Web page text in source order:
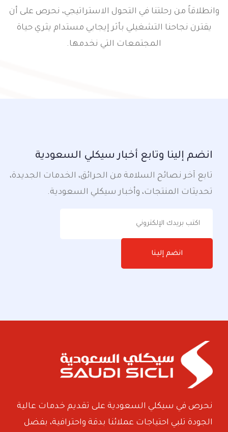
وانطلاقاً من رحلتنا في التحول الاستراتيجي، نحرص على أن
يقترن نجاحنا التشغيلي بأثر إيجابي مستدام يثري حياة
المجتمعات التي نخدمها.
انضم إلينا وتابع أخبار سيكلي السعودية
تابع آخر نصائح السلامة من الحرائق، الخدمات الجديدة،
تحديثات المنتجات، وأخبار سيكلي السعودية.
انضم إلينا
نحرص في سيكلي السعودية على تقديم خدمات عالية
الجودة تلبي احتياجات عملائنا بدقة واحترافية، بفضل